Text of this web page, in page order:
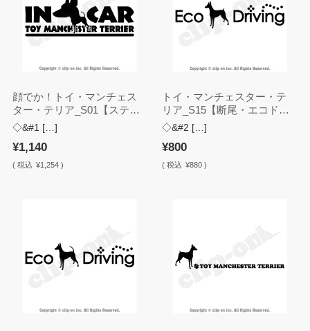
顔でか！トイ・マンチェス
ター・テリア_S01【ステッ
カー】
◇&#1 […]
¥1,140
( 税込 ¥1,254 )
トイ・マンチェスター・テ
リア_S15【断尾・エコドラ
イブ・ステッカー】
◇&#2 […]
¥800
(税込 ¥880 )